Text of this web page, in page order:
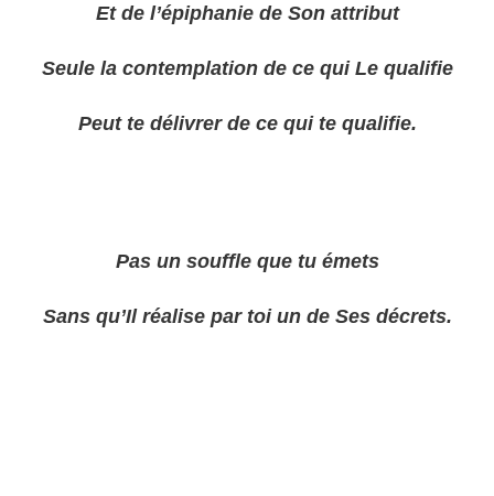
Et de l’épiphanie de Son attribut
Seule la contemplation de ce qui Le qualifie
Peut te délivrer de ce qui te qualifie.
Pas un souffle que tu émets
Sans qu’Il réalise par toi un de Ses décrets.